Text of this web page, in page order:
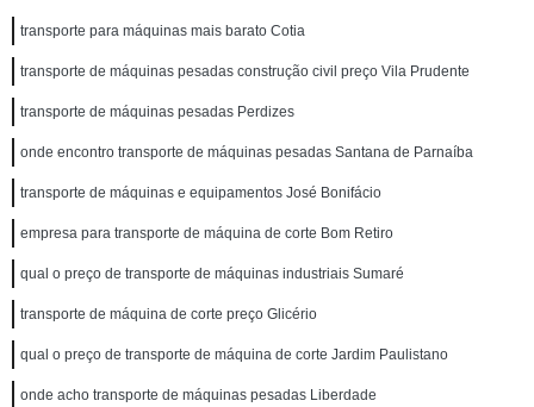
transporte para máquinas mais barato Cotia
transporte de máquinas pesadas construção civil preço Vila Prudente
transporte de máquinas pesadas Perdizes
onde encontro transporte de máquinas pesadas Santana de Parnaíba
transporte de máquinas e equipamentos José Bonifácio
empresa para transporte de máquina de corte Bom Retiro
qual o preço de transporte de máquinas industriais Sumaré
transporte de máquina de corte preço Glicério
qual o preço de transporte de máquina de corte Jardim Paulistano
onde acho transporte de máquinas pesadas Liberdade